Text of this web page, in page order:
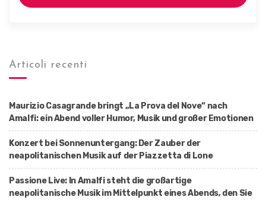
Articoli recenti
Maurizio Casagrande bringt „La Prova del Nove“ nach
Amalfi: ein Abend voller Humor, Musik und großer Emotionen
Konzert bei Sonnenuntergang: Der Zauber der
neapolitanischen Musik auf der Piazzetta di Lone
Passione Live: In Amalfi steht die großartige
neapolitanische Musik im Mittelpunkt eines Abends, den Sie